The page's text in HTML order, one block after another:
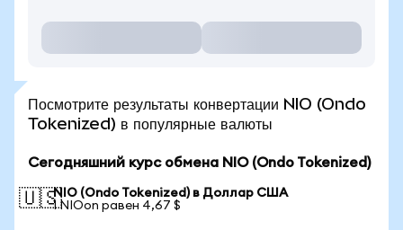
Посмотрите результаты конвертации NIO (Ondo
Tokenized) в популярные валюты
Сегодняшний курс обмена NIO (Ondo Tokenized)
🇺🇸NIO (Ondo Tokenized) в Доллар США
1 NIOon равен 4,67 $